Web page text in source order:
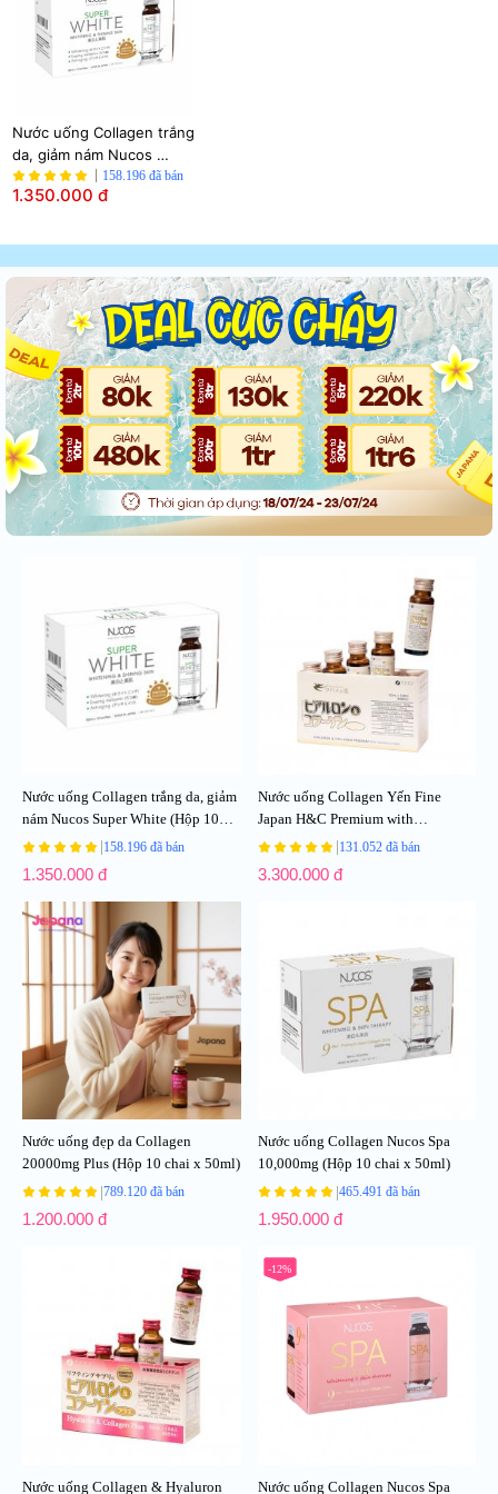
Nước uống Collagen trắng
da, giảm nám Nucos
Super White (Hộp 10 chai
x 50ml)
158.196 đã bán
1.350.000 đ
Nước uống Collagen trắng da, giảm
nám Nucos Super White (Hộp 10
chai x 50ml)
158.196 đã bán
1.350.000 đ
Nước uống Collagen Yến Fine
Japan H&C Premium with
Sallownest`s Bird (Hộp 10 chai x
131.052 đã bán
3.300.000 đ
Nước uống đẹp da Collagen
20000mg Plus (Hộp 10 chai x 50ml)
789.120 đã bán
1.200.000 đ
Nước uống Collagen Nucos Spa
10,000mg (Hộp 10 chai x 50ml)
465.491 đã bán
1.950.000 đ
Nước uống Collagen & Hyaluron
-12%
Nước uống Collagen Nucos Spa